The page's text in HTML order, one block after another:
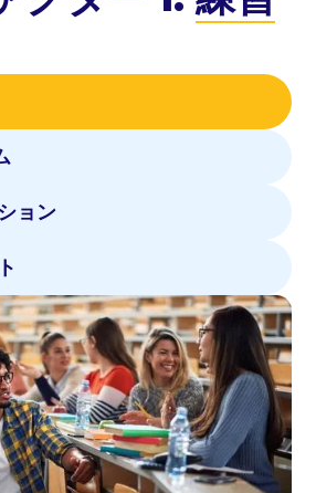
ョン